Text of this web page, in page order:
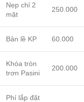
Nẹp chỉ 2
mặt
250.000
Bản lề KP 60.000
Khóa tròn
trơn Pasini
200.000
Phí lắp đặt